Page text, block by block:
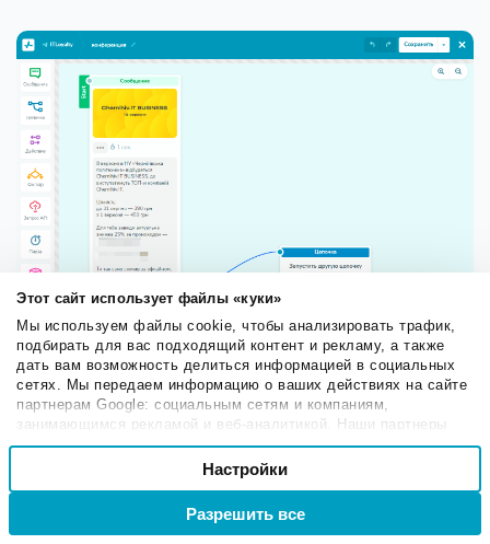
Этот сайт использует файлы «куки»
Мы используем файлы cookie, чтобы анализировать трафик,
подбирать для вас подходящий контент и рекламу, а также
дать вам возможность делиться информацией в социальных
сетях. Мы передаем информацию о ваших действиях на сайте
партнерам Google: социальным сетям и компаниям,
занимающимся рекламой и веб-аналитикой. Наши партнеры
могут комбинировать эти сведения с предоставленной вами
информацией, а также данными, которые они получили при
использовании вами их сервисов.
Выбор
Настроечные
Настройки
Разрешить все
Приглашение на конференцию со скидкой
Цепочку «Не получил скидку» можно запустить, как
мы уже говорили ранее, когда в сообщении нет
информации о скидочной системе.